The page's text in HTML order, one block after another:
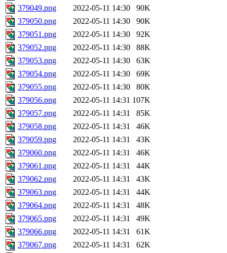
379049.png
2022-05-11 14:30
90K
379050.png
2022-05-11 14:30
90K
379051.png
2022-05-11 14:30
92K
379052.png
2022-05-11 14:30
88K
379053.png
2022-05-11 14:30
63K
379054.png
2022-05-11 14:30
69K
379055.png
2022-05-11 14:30
80K
379056.png
2022-05-11 14:31 107K
379057.png
2022-05-11 14:31
85K
379058.png
2022-05-11 14:31
46K
379059.png
2022-05-11 14:31
43K
379060.png
2022-05-11 14:31
46K
379061.png
2022-05-11 14:31
44K
379062.png
2022-05-11 14:31
43K
379063.png
2022-05-11 14:31
44K
379064.png
2022-05-11 14:31
48K
379065.png
2022-05-11 14:31
49K
379066.png
2022-05-11 14:31
61K
379067.png
2022-05-11 14:31
62K